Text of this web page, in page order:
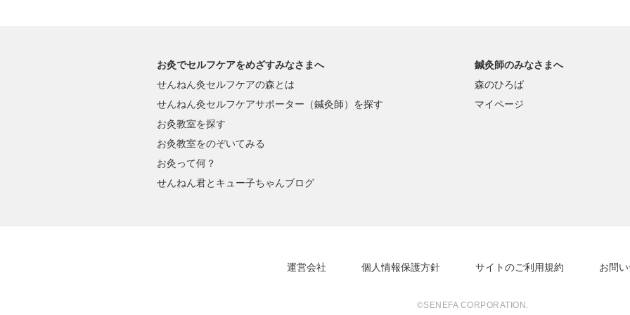
お灸でセルフケアをめざすみなさまへ
せんねん灸セルフケアの森とは
せんねん灸セルフケアサポーター（鍼灸師）を探す
お灸教室を探す
お灸教室をのぞいてみる
お灸って何？
せんねん君とキュー子ちゃんブログ
鍼灸師のみなさまへ
森のひろば
マイページ
運営会社 個人情報保護方針 サイトのご利用規約 お問
©SENEFA CORPORATION.